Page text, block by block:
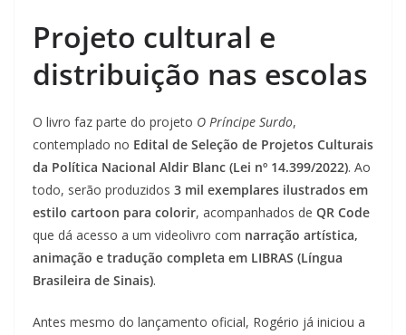
Projeto cultural e
distribuição nas escolas
O livro faz parte do projeto O Príncipe Surdo,
contemplado no Edital de Seleção de Projetos Culturais
da Política Nacional Aldir Blanc (Lei nº 14.399/2022). Ao
todo, serão produzidos 3 mil exemplares ilustrados em
estilo cartoon para colorir, acompanhados de QR Code
que dá acesso a um videolivro com narração artística,
animação e tradução completa em LIBRAS (Língua
Brasileira de Sinais).
Antes mesmo do lançamento oficial, Rogério já iniciou a